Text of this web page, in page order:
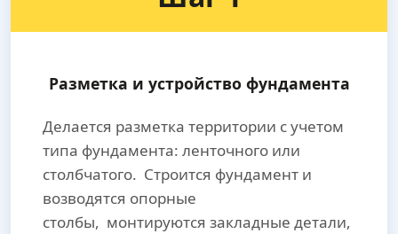
Разметка и устройство фундамента
Делается разметка территории с учетом
типа фундамента: ленточного или
столбчатого. Строится фундамент и
возводятся опорные
столбы, монтируются закладные детали,